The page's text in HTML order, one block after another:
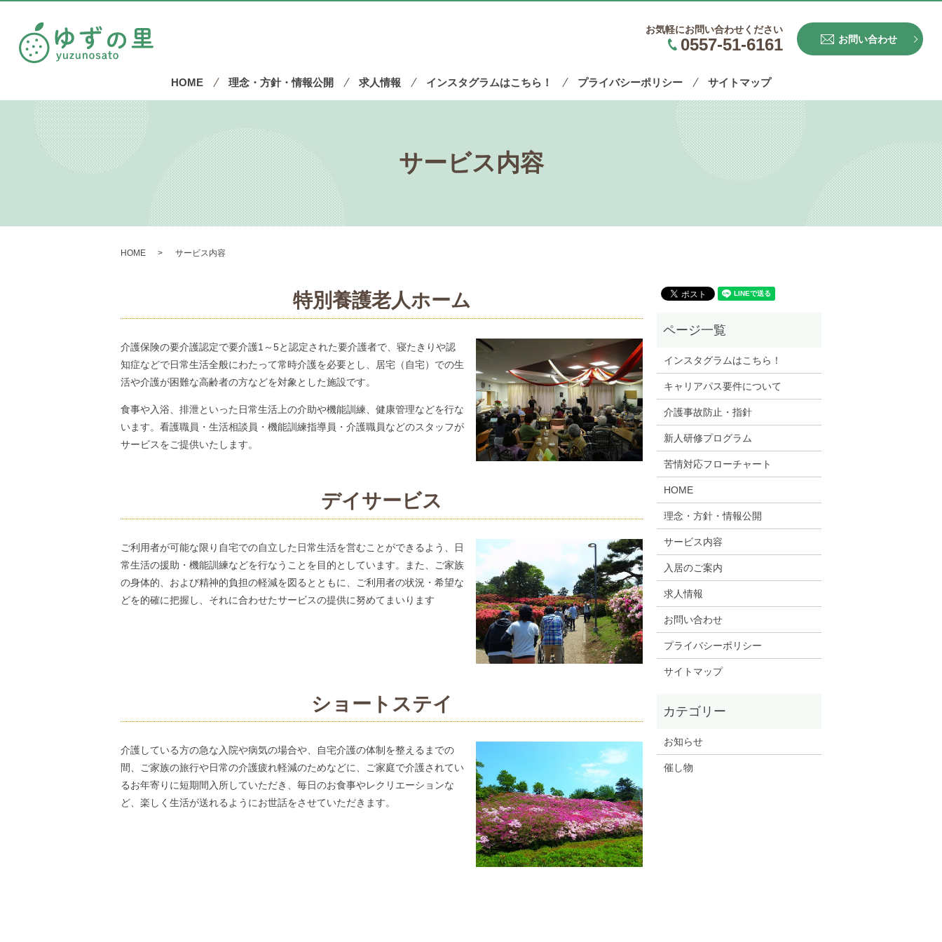
お気軽にお問い合わせください
0557-51-6161 お問い合わせ
HOME 理念・方針・情報公開 求人情報 インスタグラムはこちら！ プライバシーポリシー サイトマップ
サービス内容
HOME サービス内容
特別養護老人ホーム
介護保険の要介護認定で要介護1～5と認定された要介護者で、寝たきりや認
知症などで日常生活全般にわたって常時介護を必要とし、居宅（自宅）での生
活や介護が困難な高齢者の方などを対象とした施設です。
食事や入浴、排泄といった日常生活上の介助や機能訓練、健康管理などを行な
います。看護職員・生活相談員・機能訓練指導員・介護職員などのスタッフが
サービスをご提供いたします。
デイサービス
ご利用者が可能な限り自宅での自立した日常生活を営むことができるよう、日
常生活の援助・機能訓練などを行なうことを目的としています。また、ご家族
の身体的、および精神的負担の軽減を図るとともに、ご利用者の状況・希望な
どを的確に把握し、それに合わせたサービスの提供に努めてまいります
ショートステイ
介護している方の急な入院や病気の場合や、自宅介護の体制を整えるまでの
間、ご家族の旅行や日常の介護疲れ軽減のためなどに、ご家庭で介護されてい
るお年寄りに短期間入所していただき、毎日のお食事やレクリエーションな
ど、楽しく生活が送れるようにお世話をさせていただきます。
インスタグラムはこちら！
キャリアパス要件について
介護事故防止・指針
新人研修プログラム
苦情対応フローチャート
HOME
理念・方針・情報公開
サービス内容
入居のご案内
求人情報
お問い合わせ
プライバシーポリシー
サイトマップ
お知らせ
催し物